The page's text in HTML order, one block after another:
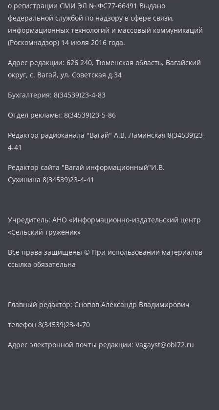
о регистрации СМИ ЭЛ № ФС77-66491 Выдано
федеральной службой по надзору в сфере связи,
информационных технологий и массовый коммуникаций
(Роскомнадзор) 14 июля 2016 года.
Адрес редакции: 626 240, Тюменская область, Вагайский
округ, с. Вагай, ул. Советская д.34
Бухгалтерия: 8(34539)23-4-83
Отдел рекламы: 8(34539)23-5-86
Редактор радиоканала "Вагай" А.В. Ламинская 8(34539)23-
4-41
Редактор сайта "Вагай информационный"И.В.
Сухинина 8(34539)23-4-41
Учредитель: АНО «Информационно-издательский центр
«Сельский труженик»
Все права защищены © При использовании материалов
ссылка обязательна
Главный редактор: Снопов Александр Владимирович
телефон 8(34539)23-4-70
Адрес электронной почты редакции: Vagayst@obl72.ru